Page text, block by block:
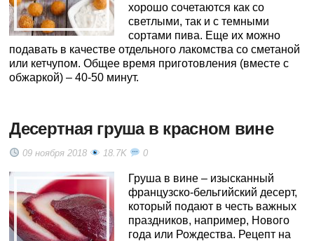
хорошо сочетаются как со
светлыми, так и с темными
сортами пива. Еще их можно
подавать в качестве отдельного лакомства со сметаной
или кетчупом. Общее время приготовления (вместе с
обжаркой) – 40-50 минут.
Десертная груша в красном вине
09 ноября 2018 18.7K 0
Груша в вине – изысканный
французско-бельгийский десерт,
который подают в честь важных
праздников, например, Нового
года или Рождества. Рецепт на